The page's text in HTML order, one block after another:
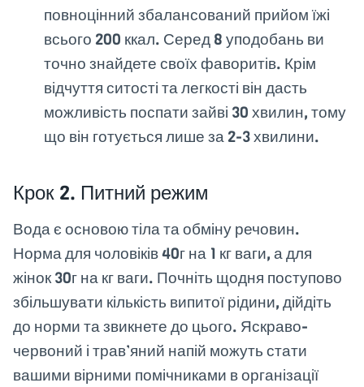
повноцінний збалансований прийом їжі
всього 200 ккал. Серед 8 уподобань ви
точно знайдете своїх фаворитів. Крім
відчуття ситості та легкості він дасть
можливість поспати зайві 30 хвилин, тому
що він готується лише за 2-3 хвилини.
Крок 2. Питний режим
Вода є основою тіла та обміну речовин.
Норма для чоловіків 40г на 1 кг ваги, а для
жінок 30г на кг ваги. Почніть щодня поступово
збільшувати кількість випитої рідини, дійдіть
до норми та звикнете до цього. Яскраво-
червоний і трав’яний напій можуть стати
вашими вірними помічниками в організації